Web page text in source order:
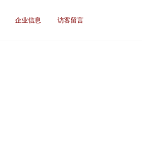
企业信息 访客留言